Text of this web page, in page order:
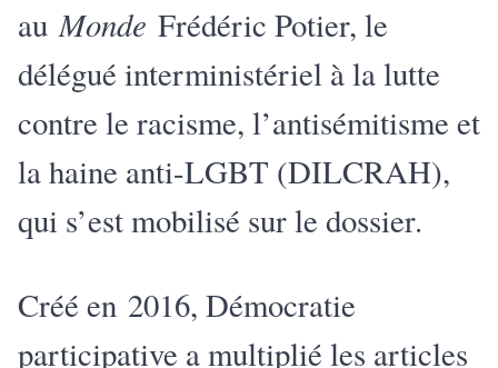
au Monde Frédéric Potier, le
délégué interministériel à la lutte
contre le racisme, l’antisémitisme et
la haine anti-LGBT (DILCRAH),
qui s’est mobilisé sur le dossier.
Créé en 2016, Démocratie
participative a multiplié les articles